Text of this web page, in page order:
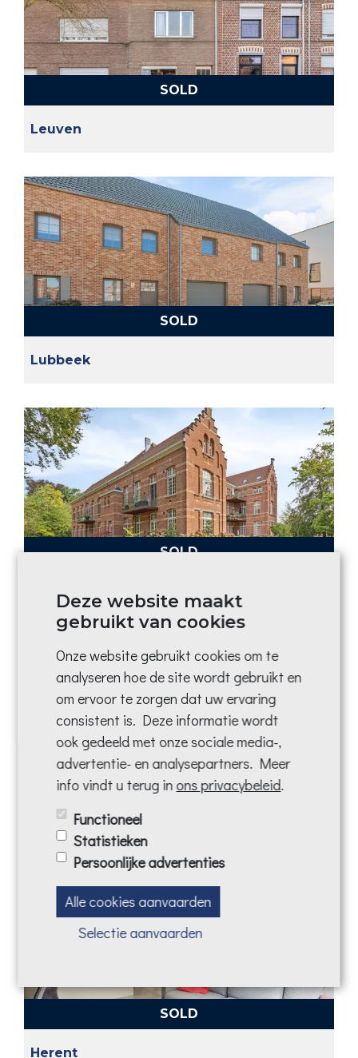
SOLD
Leuven
SOLD
Lubbeek
SOLD
Bierbeek
RENTED
Keerbergen
SOLD
Herent
Deze website maakt
gebruikt van cookies
Onze website gebruikt cookies om te
analyseren hoe de site wordt gebruikt en
om ervoor te zorgen dat uw ervaring
consistent is. Deze informatie wordt
ook gedeeld met onze sociale media-,
advertentie- en analysepartners. Meer
info vindt u terug in ons privacybeleid.
Functioneel
Statistieken
Persoonlijke advertenties
Alle cookies aanvaarden
Selectie aanvaarden